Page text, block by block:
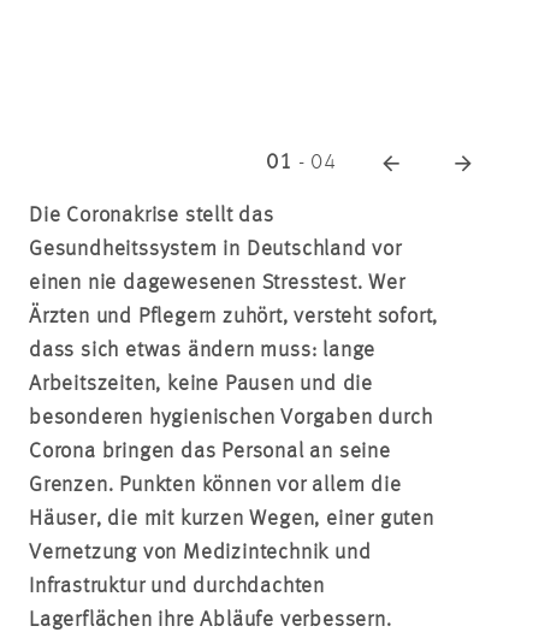
01 - 04
Die Coronakrise stellt das
Gesundheitssystem in Deutschland vor
einen nie dagewesenen Stresstest. Wer
Ärzten und Pflegern zuhört, versteht sofort,
dass sich etwas ändern muss: lange
Arbeitszeiten, keine Pausen und die
besonderen hygienischen Vorgaben durch
Corona bringen das Personal an seine
Grenzen. Punkten können vor allem die
Häuser, die mit kurzen Wegen, einer guten
Vernetzung von Medizintechnik und
Infrastruktur und durchdachten
Lagerflächen ihre Abläufe verbessern.